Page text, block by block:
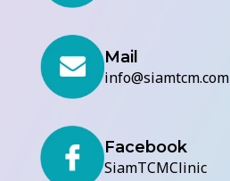
Mail
info@siamtcm.com
Facebook
SiamTCMClinic